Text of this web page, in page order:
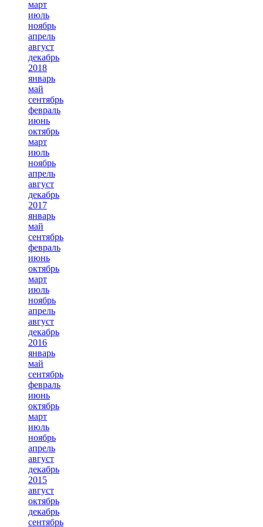
март
июль
ноябрь
апрель
август
декабрь
2018
январь
май
сентябрь
февраль
июнь
октябрь
март
июль
ноябрь
апрель
август
декабрь
2017
январь
май
сентябрь
февраль
июнь
октябрь
март
июль
ноябрь
апрель
август
декабрь
2016
январь
май
сентябрь
февраль
июнь
октябрь
март
июль
ноябрь
апрель
август
декабрь
2015
август
октябрь
декабрь
сентябрь